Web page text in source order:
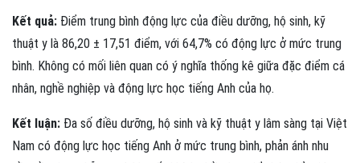
Kết quả: Điểm trung bình động lực của điều dưỡng, hộ sinh, kỹ
thuật y là 86,20 ± 17,51 điểm, với 64,7% có động lực ở mức trung
bình. Không có mối liên quan có ý nghĩa thống kê giữa đặc điểm cá
nhân, nghề nghiệp và động lực học tiếng Anh của họ.
Kết luận: Đa số điều dưỡng, hộ sinh và kỹ thuật y lâm sàng tại Việt
Nam có động lực học tiếng Anh ở mức trung bình, phản ánh nhu